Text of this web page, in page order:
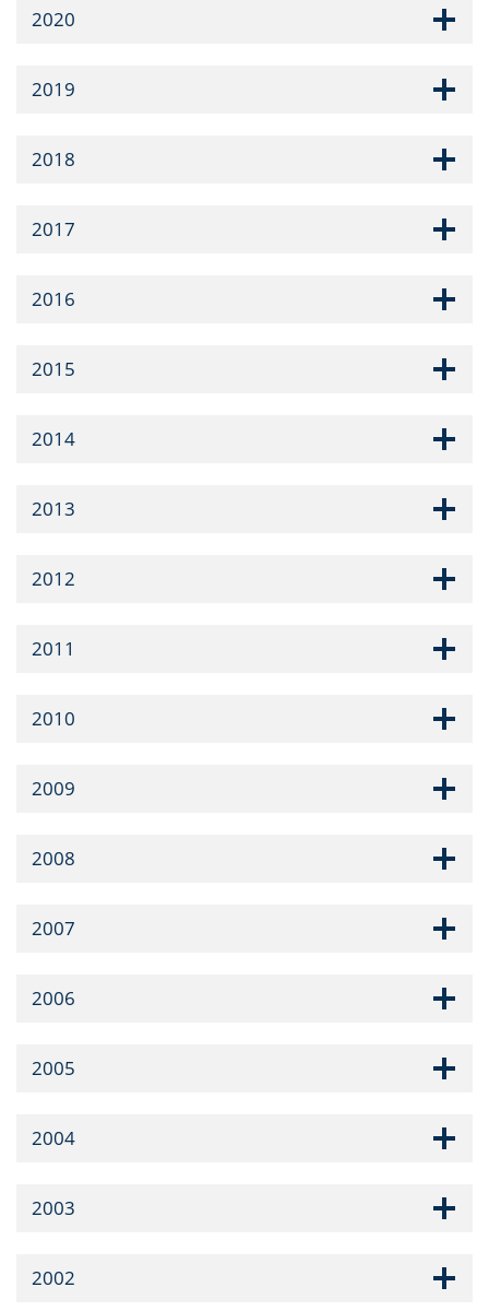
2020
2019
2018
2017
2016
2015
2014
2013
2012
2011
2010
2009
2008
2007
2006
2005
2004
2003
2002